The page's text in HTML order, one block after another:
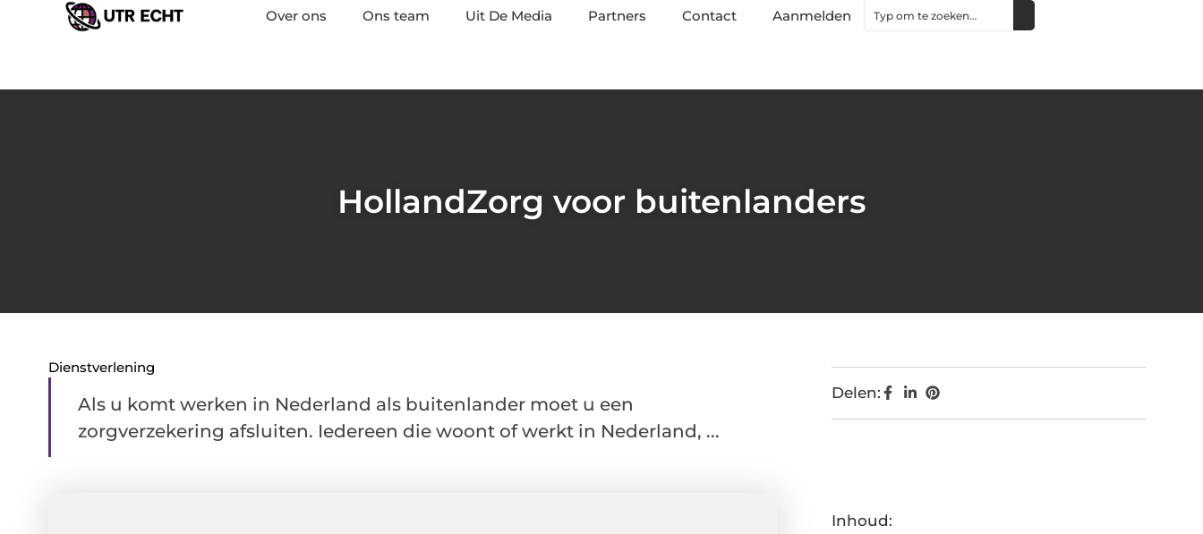
Over ons Ons team Uit De Media Partners Contact Aanmelden
HollandZorg voor buitenlanders
Dienstverlening
Als u komt werken in Nederland als buitenlander moet u een
zorgverzekering afsluiten. Iedereen die woont of werkt in Nederland, ...
Delen:
Inhoud: